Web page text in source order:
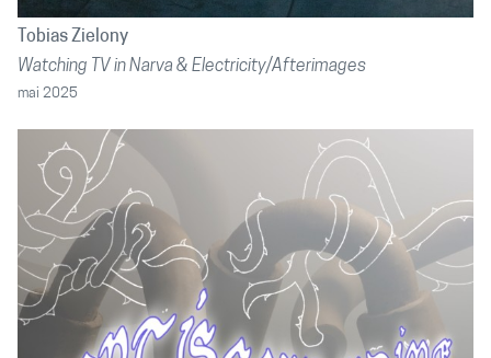
Tobias Zielony
Watching TV in Narva & Electricity/Afterimages
mai 2025